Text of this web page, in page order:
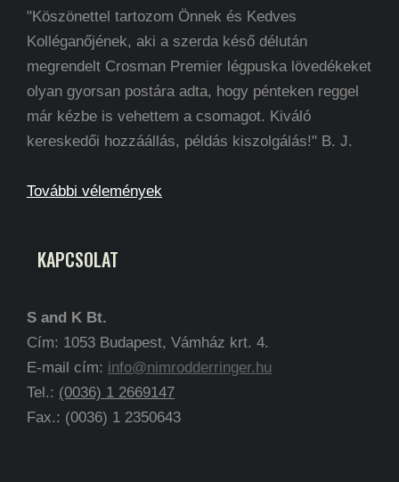
"Köszönettel tartozom Önnek és Kedves
Kolléganőjének, aki a szerda késő délután
megrendelt Crosman Premier légpuska lövedékeket
olyan gyorsan postára adta, hogy pénteken reggel
már kézbe is vehettem a csomagot. Kiváló
kereskedői hozzáállás, példás kiszolgálás!" B. J.
További vélemények
KAPCSOLAT
S and K Bt.
Cím: 1053 Budapest, Vámház krt. 4.
E-mail cím: info@nimrodderringer.hu
Tel.: (0036) 1 2669147
Fax.: (0036) 1 2350643